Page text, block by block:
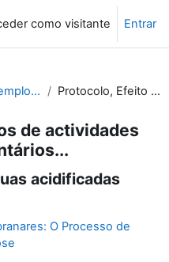
como visitante Entrar
FÓRUM: Exemplos de actividades práticas e comentários... Protocolo, Efeito das águas acidificadas sobre os calcários
de actividades
acidificadas
O Processo de